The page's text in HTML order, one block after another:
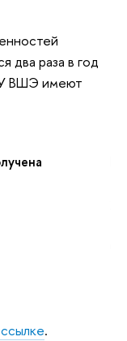
два раза в год
ВШЭ имеют
.